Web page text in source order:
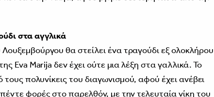
στα αγγλικά
θα στείλει ένα τραγούδι εξ ολοκλήρου
Eva Marija δεν έχει ούτε μια λέξη στα γαλλικά. Το
τους πολυνίκεις του διαγωνισμού, αφού έχει ανέβει
φορές στο παρελθόν, με την τελευταία νίκη του